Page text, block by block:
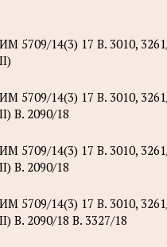
5709/14(3) 17 В. 3010,
5709/14(3) 17 В. 3010,
B. 2090/18
5709/14(3) 17 В. 3010,
B. 2090/18
5709/14(3) 17 В. 3010,
B. 2090/18 B. 3327/18